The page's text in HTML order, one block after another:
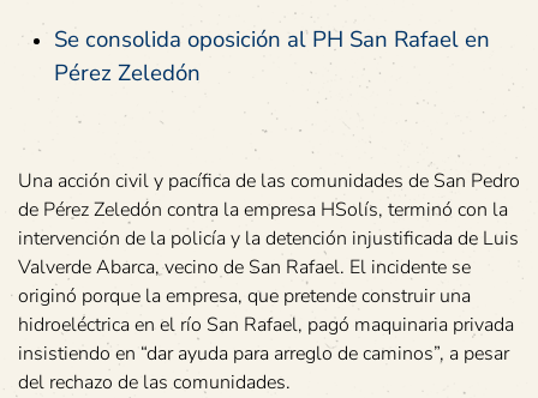
Se consolida oposición al PH San Rafael en
Pérez Zeledón
Una acción civil y pacífica de las comunidades de San Pedro
de Pérez Zeledón contra la empresa HSolís, terminó con la
intervención de la policía y la detención injustificada de Luis
Valverde Abarca, vecino de San Rafael. El incidente se
originó porque la empresa, que pretende construir una
hidroeléctrica en el río San Rafael, pagó maquinaria privada
insistiendo en “dar ayuda para arreglo de caminos”, a pesar
del rechazo de las comunidades.